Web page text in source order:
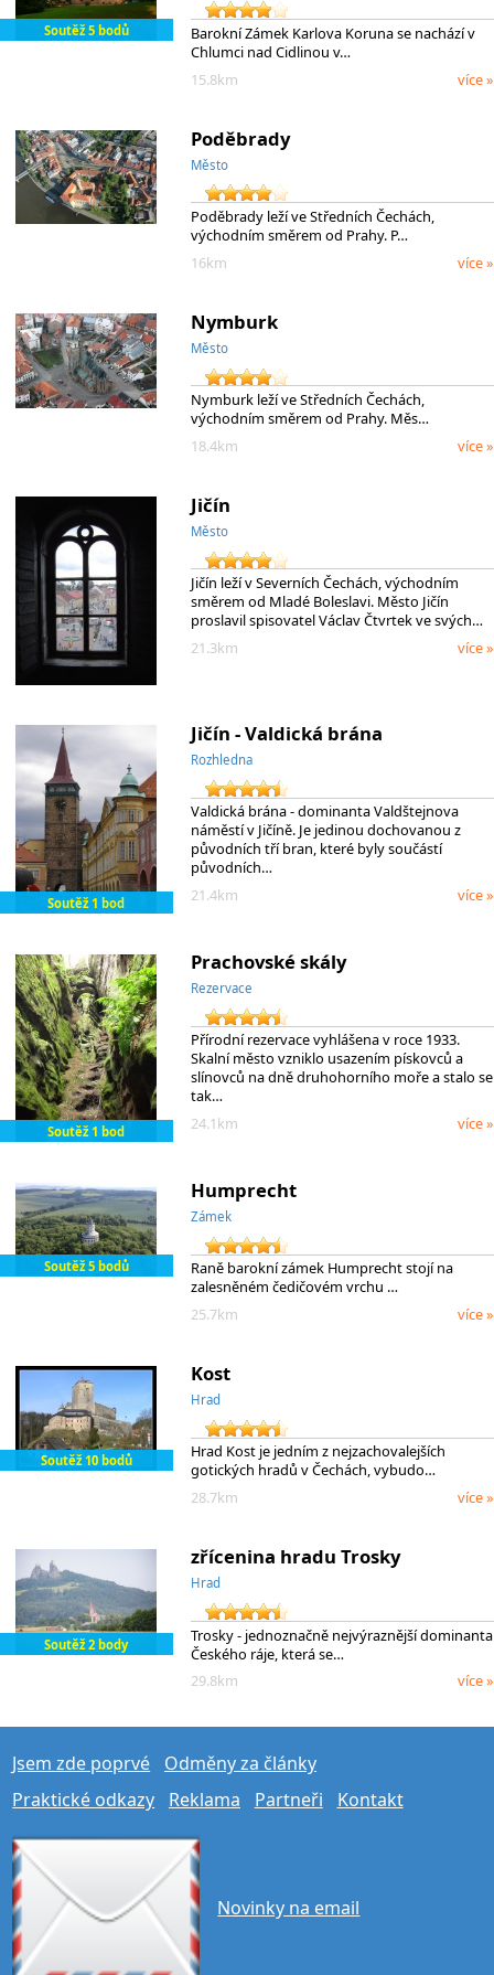
Soutěž 5 bodů
Barokní Zámek Karlova Koruna se nachází v
Chlumci nad Cidlinou v…
15.8km
více »
Poděbrady
Město
Poděbrady leží ve Středních Čechách,
východním směrem od Prahy. P…
16km
více »
Nymburk
Město
Nymburk leží ve Středních Čechách,
východním směrem od Prahy. Měs…
18.4km
více »
Jičín
Město
Jičín leží v Severních Čechách, východním
směrem od Mladé Boleslavi. Město Jičín
proslavil spisovatel Václav Čtvrtek ve svých…
21.3km
více »
Soutěž 1 bod
Jičín - Valdická brána
Rozhledna
Valdická brána - dominanta Valdštejnova
náměstí v Jičíně. Je jedinou dochovanou z
původních tří bran, které byly součástí
původních…
21.4km
více »
Soutěž 1 bod
Prachovské skály
Rezervace
Přírodní rezervace vyhlášena v roce 1933.
Skalní město vzniklo usazením pískovců a
slínovců na dně druhohorního moře a stalo se
tak…
24.1km
více »
Soutěž 5 bodů
Humprecht
Zámek
Raně barokní zámek Humprecht stojí na
zalesněném čedičovém vrchu …
25.7km
více »
Soutěž 10 bodů
Kost
Hrad
Hrad Kost je jedním z nejzachovalejších
gotických hradů v Čechách, vybudo…
28.7km
více »
Soutěž 2 body
zřícenina hradu Trosky
Hrad
Trosky - jednoznačně nejvýraznější dominanta
Českého ráje, která se…
29.8km
více »
Jsem zde poprvé
Odměny za články
Praktické odkazy
Reklama Partneři Kontakt
Novinky na email